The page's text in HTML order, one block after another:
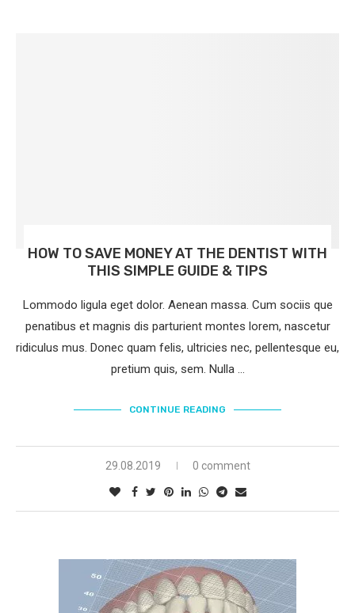
HOW TO SAVE MONEY AT THE DENTIST WITH
THIS SIMPLE GUIDE & TIPS
Lommodo ligula eget dolor. Aenean massa. Cum sociis que
penatibus et magnis dis parturient montes lorem, nascetur
ridiculus mus. Donec quam felis, ultricies nec, pellentesque eu,
pretium quis, sem. Nulla …
CONTINUE READING
29.08.2019 0 comment